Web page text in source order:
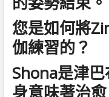
您是如何將
伽練習的？
Shona是津
身意味著治